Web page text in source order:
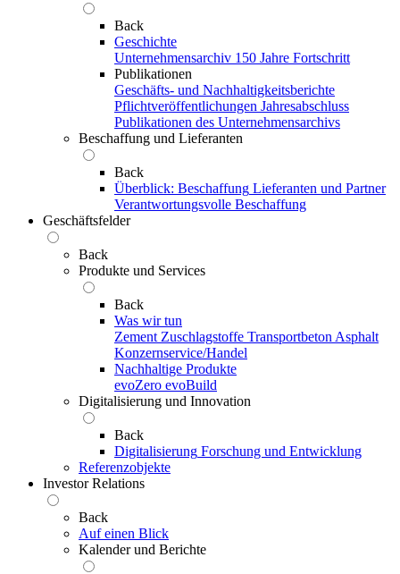
Back
Geschichte
Unternehmensarchiv 150 Jahre Fortschritt
Publikationen
Geschäfts- und Nachhaltigkeitsberichte
Pflichtveröffentlichungen Jahresabschluss
Publikationen des Unternehmensarchivs
Beschaffung und Lieferanten
Back
Überblick: Beschaffung Lieferanten und Partner
Verantwortungsvolle Beschaffung
Geschäftsfelder
Back
Produkte und Services
Back
Was wir tun
Zement Zuschlagstoffe Transportbeton Asphalt
Konzernservice/Handel
Nachhaltige Produkte
evoZero evoBuild
Digitalisierung und Innovation
Back
Digitalisierung Forschung und Entwicklung
Referenzobjekte
Investor Relations
Back
Auf einen Blick
Kalender und Berichte